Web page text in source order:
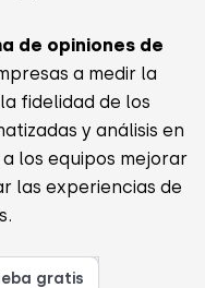
de opiniones de
a medir la
fidelidad de los
y análisis en
los equipos mejorar
las experiencias de
gratis